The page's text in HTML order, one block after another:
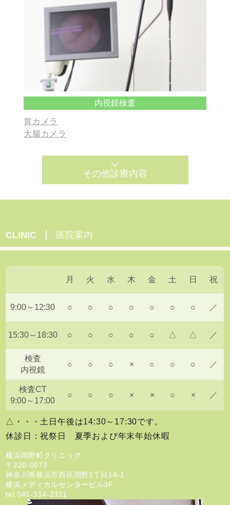
内視鏡検査
胃カメラ
大腸カメラ
その他診療内容
CLINIC 医院案内
月 火 水 木 金 土 日 祝
9:00～12:30 ○ ○ ○ ○ ○ ○ ○ ／
15:30～18:30 ○ ○ ○ ○ ○ △ △ ／
検査
内視鏡
○ ○ ○ × ○ ○ ○ ／
検査CT
9:00～17:00
○ ○ ○ × × ○ × ／
△・・・土日午後は14:30～17:30です。
休診日：祝祭日 夏季および年末年始休暇
横浜岡野町クリニック
〒220-0073
神奈川県横浜市西区岡野1丁目14-1
横浜メディカルセンタービル3F
tel.045-314-2311